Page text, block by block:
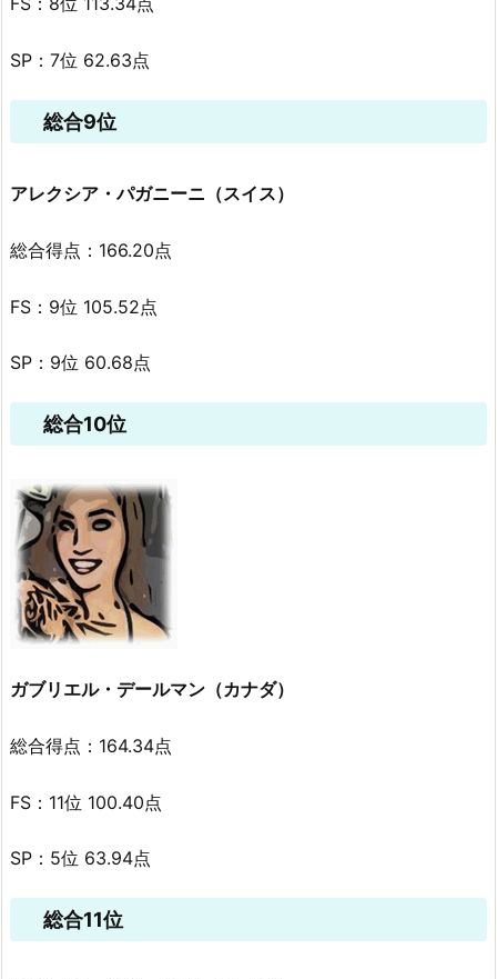
SP：7位 62.63点
総合9位
アレクシア・パガニーニ（スイス）
総合得点：166.20点
FS：9位 105.52点
SP：9位 60.68点
総合10位
ガブリエル・デールマン（カナダ）
総合得点：164.34点
FS：11位 100.40点
SP：5位 63.94点
総合11位